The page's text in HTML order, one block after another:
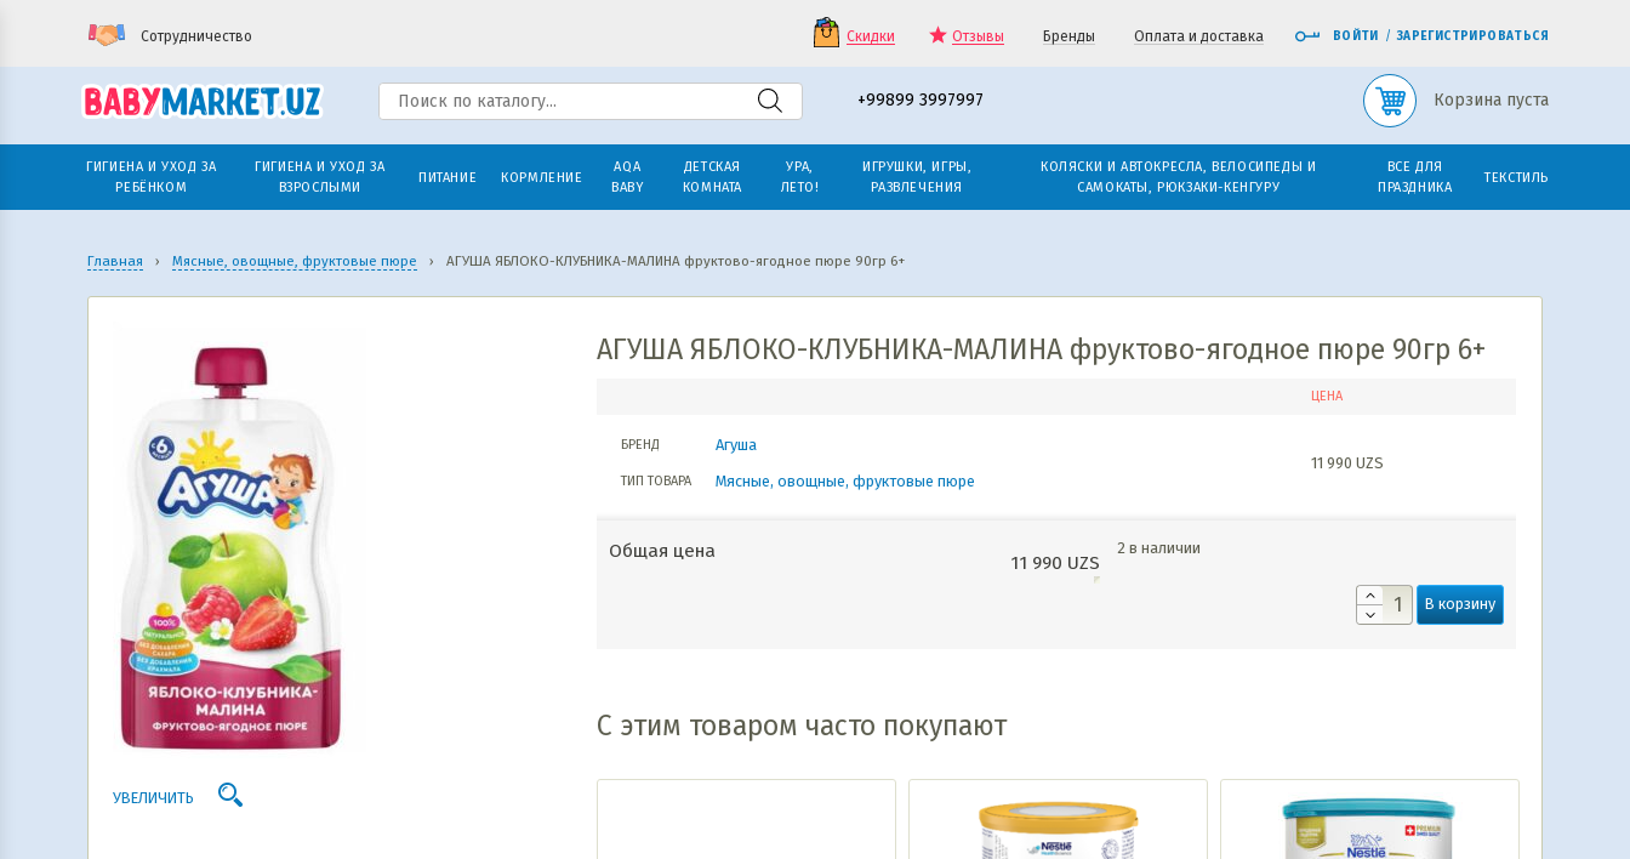
Сотрудничество Скидки Отзывы Бренды Оплата и доставка ВОЙТИ / ЗАРЕГИСТРИРОВАТЬСЯ
+99899 3997997 Корзина пуста
ГИГИЕНА И УХОД ЗА
РЕБЁНКОМ
ГИГИЕНА И УХОД ЗА
ВЗРОСЛЫМИ
ПИТАНИЕ КОРМЛЕНИЕ
AQA
BABY
ДЕТСКАЯ
КОМНАТА
УРА,
ЛЕТО!
ИГРУШКИ, ИГРЫ,
РАЗВЛЕЧЕНИЯ
КОЛЯСКИ И АВТОКРЕСЛА, ВЕЛОСИПЕДЫ И
САМОКАТЫ, РЮКЗАКИ-КЕНГУРУ
ВСЕ ДЛЯ
ПРАЗДНИКА
ТЕКСТИЛЬ
Главная › Мясные, овощные, фруктовые пюре › АГУША ЯБЛОКО-КЛУБНИКА-МАЛИНА фруктово-ягодное пюре 90гр 6+
УВЕЛИЧИТЬ
АГУША ЯБЛОКО-КЛУБНИКА-МАЛИНА фруктово-ягодное пюре 90гр 6+
ЦЕНА
БРЕНД Агуша
ТИП ТОВАРА Мясные, овощные, фруктовые пюре
11 990UZS
Общая цена
11 990 UZS
2 в наличии
В корзину
С этим товаром часто покупают